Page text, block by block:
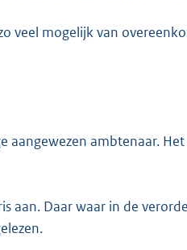
veel mogelijk van
aangewezen ambtenaar.
aan. Daar waar in de